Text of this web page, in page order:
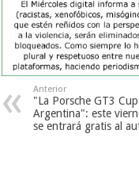
Anterior
"La Porsche GT3 Cup
Argentina": este
se entrará gratis al